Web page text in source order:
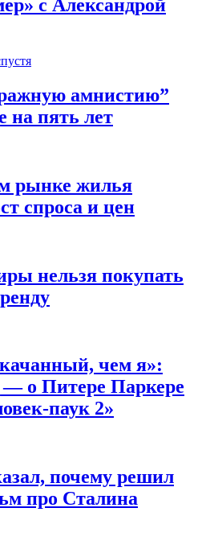
с Александрой
амнистию”
на пять лет
рынке жилья
спроса и цен
нельзя покупать
чем я»:
о Питере Паркере
паук 2»
почему решил
про Сталина